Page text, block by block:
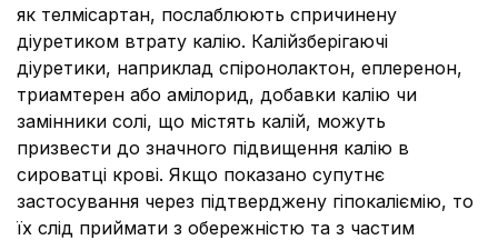
як телмісартан, послаблюють спричинену
діуретиком втрату калію. Калійзберігаючі
діуретики, наприклад спіронолактон, еплеренон,
триамтерен або амілорид, добавки калію чи
замінники солі, що містять калій, можуть
призвести до значного підвищення калію в
сироватці крові. Якщо показано супутнє
застосування через підтверджену гіпокаліємію, то
їх слід приймати з обережністю та з частим